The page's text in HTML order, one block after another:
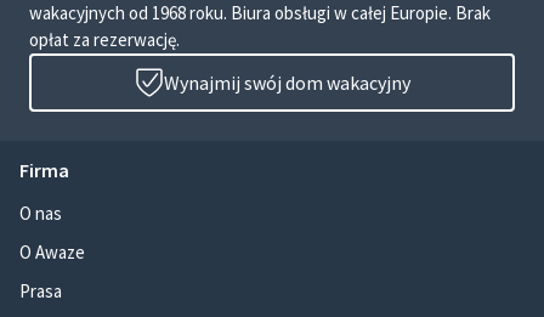
wakacyjnych od 1968 roku. Biura obsługi w całej Europie. Brak
opłat za rezerwację.
Wynajmij swój dom wakacyjny
Firma
O nas
O Awaze
Prasa